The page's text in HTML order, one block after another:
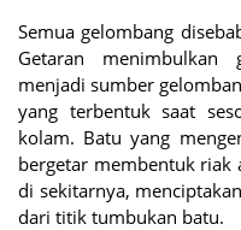
Semua gelombang
Getaran menimbulkan
menjadi sumber
yang terbentuk saat
kolam. Batu yang
bergetar membentuk riak
di sekitarnya,
dari titik tumbukan batu.